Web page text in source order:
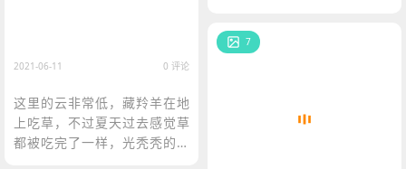
2021-06-11 0 评论
这里的云非常低，藏羚羊在地
上吃草，不过夏天过去感觉草
都被吃完了一样，光秃秃的，
7